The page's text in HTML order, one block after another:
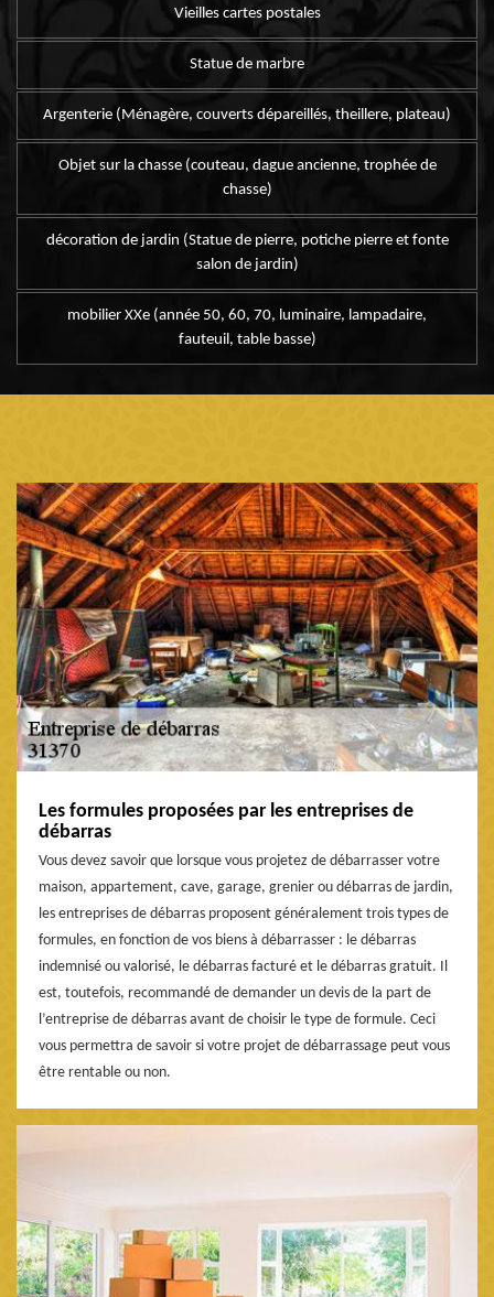
Vieilles cartes postales
Statue de marbre
Argenterie (Ménagère, couverts dépareillés, theillere, plateau)
Objet sur la chasse (couteau, dague ancienne, trophée de
chasse)
décoration de jardin (Statue de pierre, potiche pierre et fonte
salon de jardin)
mobilier XXe (année 50, 60, 70, luminaire, lampadaire,
fauteuil, table basse)
Les formules proposées par les entreprises de
débarras
Vous devez savoir que lorsque vous projetez de débarrasser votre
maison, appartement, cave, garage, grenier ou débarras de jardin,
les entreprises de débarras proposent généralement trois types de
formules, en fonction de vos biens à débarrasser : le débarras
indemnisé ou valorisé, le débarras facturé et le débarras gratuit. Il
est, toutefois, recommandé de demander un devis de la part de
l’entreprise de débarras avant de choisir le type de formule. Ceci
vous permettra de savoir si votre projet de débarrassage peut vous
être rentable ou non.